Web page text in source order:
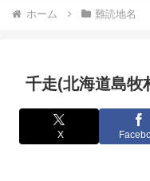
ホーム 難読地名
千走(北海道島牧
X